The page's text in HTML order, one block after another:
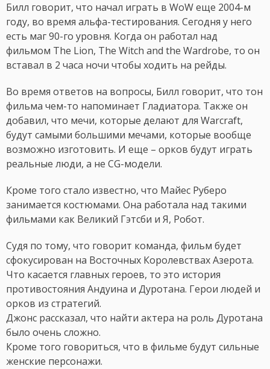
Билл говорит, что начал играть в WoW еще 2004-м
году, во время альфа-тестирования. Сегодня у него
есть маг 90-го уровня. Когда он работал над
фильмом The Lion, The Witch and the Wardrobe, то он
вставал в 2 часа ночи чтобы ходить на рейды.
Во время ответов на вопросы, Билл говорит, что тон
фильма чем-то напоминает Гладиатора. Также он
добавил, что мечи, которые делают для Warcraft,
будут самыми большими мечами, которые вообще
возможно изготовить. И еще – орков будут играть
реальные люди, а не CG-модели.
Кроме того стало известно, что Майес Руберо
занимается костюмами. Она работала над такими
фильмами как Великий Гэтсби и Я, Робот.
Судя по тому, что говорит команда, фильм будет
сфокусирован на Восточных Королевствах Азерота.
Что касается главных героев, то это история
противостояния Андуина и Дуротана. Герои людей и
орков из стратегий.
Джонс рассказал, что найти актера на роль Дуротана
было очень сложно.
Кроме того говориться, что в фильме будут сильные
женские персонажи.